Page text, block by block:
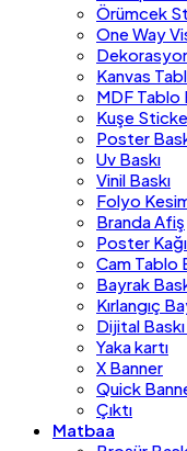
Örümcek
One Way
Kanvas
MDF Tablo
Kuşe
Poster
Uv Baskı
Vinil Baskı
Folyo
Branda Afiş
Poster
Cam Tablo
Bayrak
Kırlangıç
Dijital
Yaka kartı
X Banner
Quick
Çıktı
Matbaa